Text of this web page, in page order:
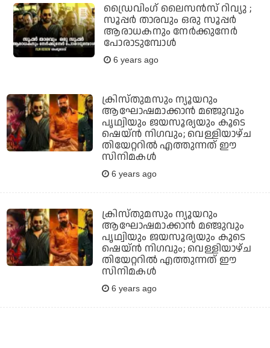
ഡ്രൈവിംഗ് ലൈസന്‍സ് റിവ്യു ;
സൂപ്പര്‍ താരവും ഒരു സൂപ്പര്‍
ആരാധകനും നേര്‍ക്കുനേര്‍
പോരാടുമ്പോള്‍
6 years ago
ക്രിസ്തുമസും ന്യൂയറും
ആഘോഷമാക്കാന്‍ മഞ്ജുവും
പൃഥ്വിയും ജയസൂര്യയും കൂടെ
ഷെയ്ന്‍ നിഗവും; വെള്ളിയാഴ്ച
തിയേറ്ററില്‍ എത്തുന്നത് ഈ
സിനിമകള്‍
6 years ago
ക്രിസ്തുമസും ന്യൂയറും
ആഘോഷമാക്കാന്‍ മഞ്ജുവും
പൃഥ്വിയും ജയസൂര്യയും കൂടെ
ഷെയ്ന്‍ നിഗവും; വെള്ളിയാഴ്ച
തിയേറ്ററില്‍ എത്തുന്നത് ഈ
സിനിമകള്‍
6 years ago